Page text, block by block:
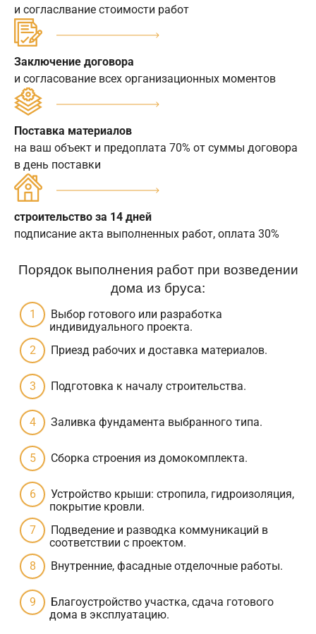
и согласлвание стоимости работ
Заключение договора
и согласование всех организационных моментов
Поставка материалов
на ваш объект и предоплата 70% от суммы договора
в день поставки
строительство за 14 дней
подписание акта выполненных работ, оплата 30%
Порядок выполнения работ при возведении
дома из бруса:
Выбор готового или разработка
индивидуального проекта.
Приезд рабочих и доставка материалов.
Подготовка к началу строительства.
Заливка фундамента выбранного типа.
Сборка строения из домокомплекта.
Устройство крыши: стропила, гидроизоляция,
покрытие кровли.
Подведение и разводка коммуникаций в
соответствии с проектом.
Внутренние, фасадные отделочные работы.
Благоустройство участка, сдача готового
дома в эксплуатацию.